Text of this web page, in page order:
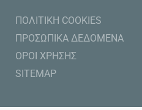
ΠΟΛΙΤΙΚΗ COOKIES
ΠΡΟΣΩΠΙΚΑ ΔΕΔΟΜΕΝΑ
ΟΡΟΙ ΧΡΗΣΗΣ
SITEMAP